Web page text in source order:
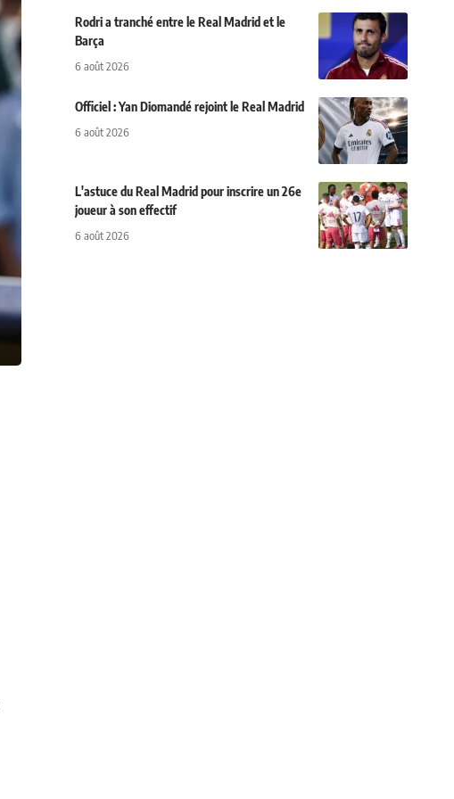
Rodri a tranché entre le Real Madrid et le
Barça
6 août 2026
Officiel : Yan Diomandé rejoint le Real Madrid
6 août 2026
L'astuce du Real Madrid pour inscrire un 26e
joueur à son effectif
6 août 2026